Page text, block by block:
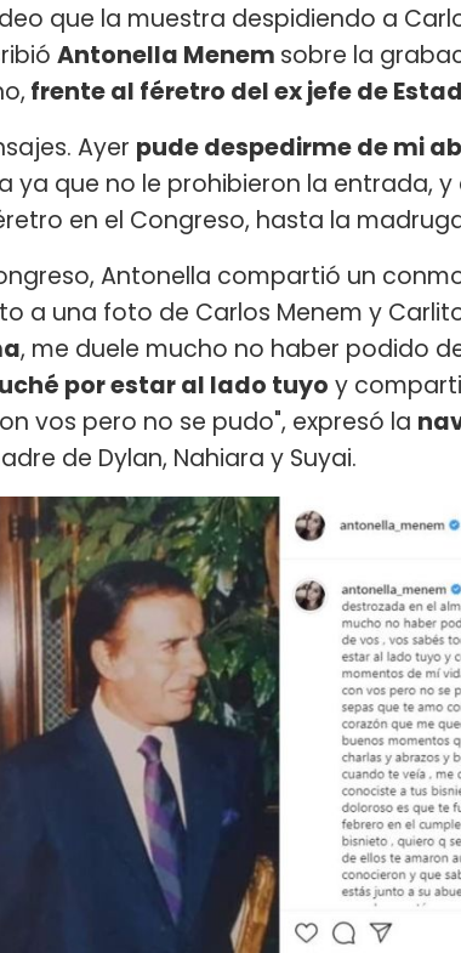
que la muestra despidiendo a
Antonella Menem sobre la
frente al féretro del ex jefe de
Ayer pude despedirme de mi
ya que no le prohibieron la entrada, y
en el Congreso, hasta la
Antonella compartió un
a una foto de Carlos Menem y
, me duele mucho no haber podido
por estar al lado tuyo y
vos pero no se pudo", expresó la
de Dylan, Nahiara y Suyai.